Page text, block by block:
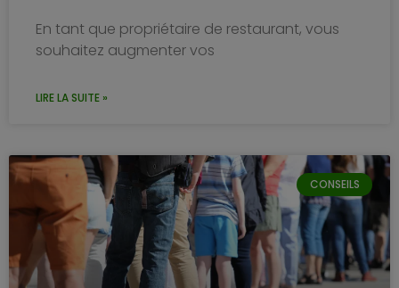
En tant que propriétaire de restaurant, vous
souhaitez augmenter vos
LIRE LA SUITE »
CONSEILS